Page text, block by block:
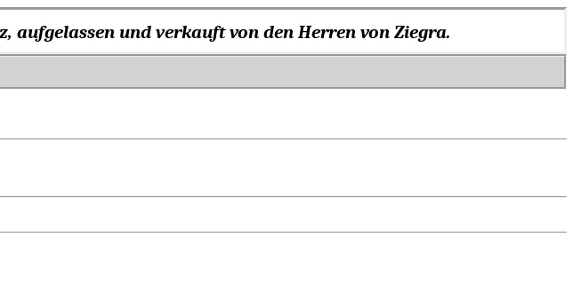
aufgelassen und verkauft von den Herren von Ziegra.